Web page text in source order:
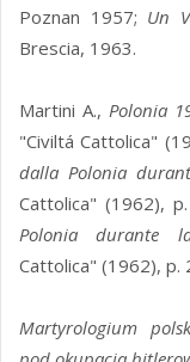
Poznan 1957; Un
Brescia, 1963.
Martini A., Polonia
"Civiltá Cattolica"
dalla Polonia
Cattolica" (1962),
Polonia durante
Cattolica" (1962), p.
Martyrologium